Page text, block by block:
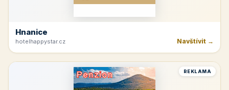
Hnanice
hotelhappystar.cz Navštívit →
REKLAMA